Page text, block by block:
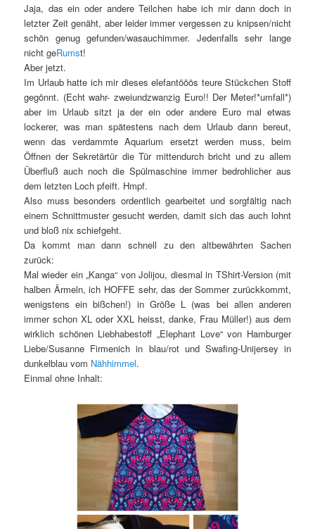
Jaja, das ein oder andere Teilchen habe ich mir dann doch in
letzter Zeit genäht, aber leider immer vergessen zu knipsen/nicht
schön genug gefunden/wasauchimmer. Jedenfalls sehr lange
nicht geRumst!
Aber jetzt.
Im Urlaub hatte ich mir dieses elefantööös teure Stückchen Stoff
gegönnt. (Echt wahr- zweiundzwanzig Euro!! Der Meter!*umfall*)
aber im Urlaub sitzt ja der ein oder andere Euro mal etwas
lockerer, was man spätestens nach dem Urlaub dann bereut,
wenn das verdammte Aquarium ersetzt werden muss, beim
Öffnen der Sekretärtür die Tür mittendurch bricht und zu allem
Überfluß auch noch die Spülmaschine immer bedrohlicher aus
dem letzten Loch pfeift. Hmpf.
Also muss besonders ordentlich gearbeitet und sorgfältig nach
einem Schnittmuster gesucht werden, damit sich das auch lohnt
und bloß nix schiefgeht.
Da kommt man dann schnell zu den altbewährten Sachen
zurück:
Mal wieder ein „Kanga“ von Jolijou, diesmal in TShirt-Version (mit
halben Ärmeln, ich HOFFE sehr, das der Sommer zurückkommt,
wenigstens ein bißchen!) in Größe L (was bei allen anderen
immer schon XL oder XXL heisst, danke, Frau Müller!) aus dem
wirklich schönen Liebhabestoff „Elephant Love“ von Hamburger
Liebe/Susanne Firmenich in blau/rot und Swafing-Unijersey in
dunkelblau vom Nähhimmel.
Einmal ohne Inhalt: